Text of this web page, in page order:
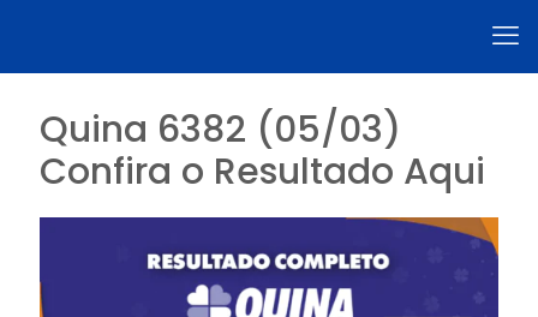
Quina 6382 (05/03)
Confira o Resultado Aqui